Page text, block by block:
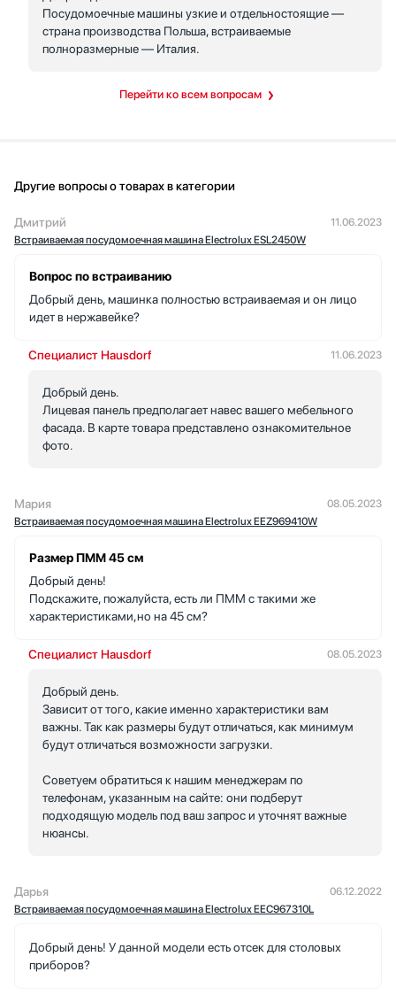
Посудомоечные машины узкие и отдельностоящие —
страна производства Польша, встраиваемые
полноразмерные — Италия.
Перейти ко всем вопросам
Другие вопросы о товарах в категории
Дмитрий
Встраиваемая посудомоечная машина Electrolux ESL2450W
11.06.2023
Вопрос по встраиванию
Добрый день, машинка полностью встраиваемая и он лицо
идет в нержавейке?
Специалист Hausdorf 11.06.2023
Добрый день.
Лицевая панель предполагает навес вашего мебельного
фасада. В карте товара представлено ознакомительное
фото.
Мария
Встраиваемая посудомоечная машина Electrolux EEZ969410W
08.05.2023
Размер ПММ 45 см
Добрый день!
Подскажите, пожалуйста, есть ли ПММ с такими же
характеристиками,но на 45 см?
Специалист Hausdorf 08.05.2023
Добрый день.
Зависит от того, какие именно характеристики вам
важны. Так как размеры будут отличаться, как минимум
будут отличаться возможности загрузки.
Советуем обратиться к нашим менеджерам по
телефонам, указанным на сайте: они подберут
подходящую модель под ваш запрос и уточнят важные
нюансы.
Дарья
Встраиваемая посудомоечная машина Electrolux EEC967310L
06.12.2022
Добрый день! У данной модели есть отсек для столовых
приборов?